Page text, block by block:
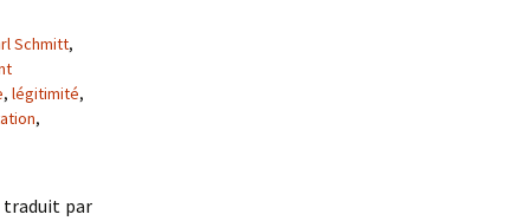
Schmitt,
, légitimité,
,
traduit par